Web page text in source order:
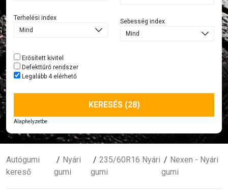
Terhelési index Sebesség index
Erősített kivitel
Defekttűrő rendszer
Legalább 4 elérhető
KERESÉS (28)
Alaphelyzetbe
Autógumi
kereső
Nyári
gumi
235/60R16 Nyári
gumi
Nexen - Nyári
gumi